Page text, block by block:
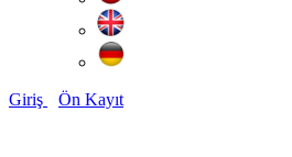
Giriş Ön Kayıt